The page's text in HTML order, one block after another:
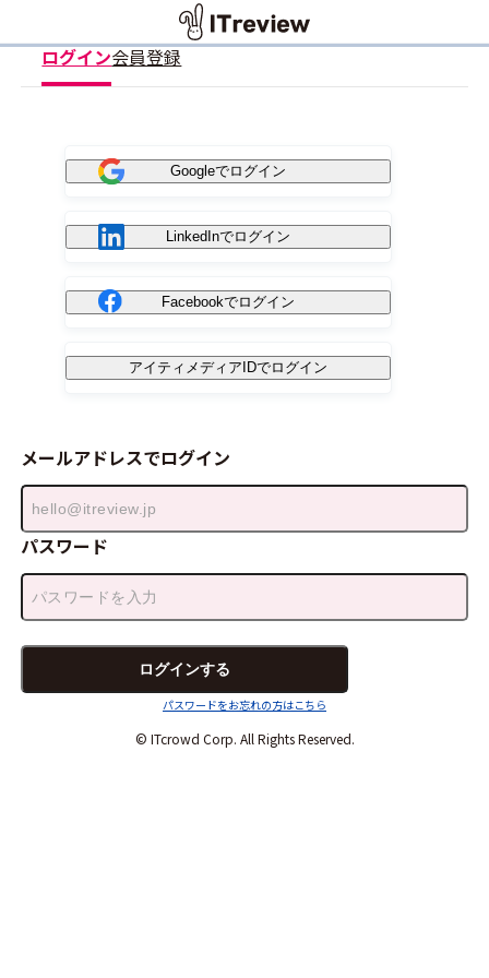
ログイン会員登録
Googleでログイン
LinkedInでログイン
Facebookでログイン
アイティメディアIDでログイン
メールアドレスでログイン
パスワード
パスワードをお忘れの方はこちら
© ITcrowd Corp. All Rights Reserved.